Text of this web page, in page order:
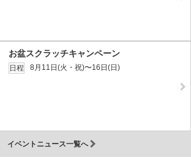
お盆スクラッチキャンペーン
日程 8月11日(火・祝)〜16日(日)
イベントニュース一覧へ